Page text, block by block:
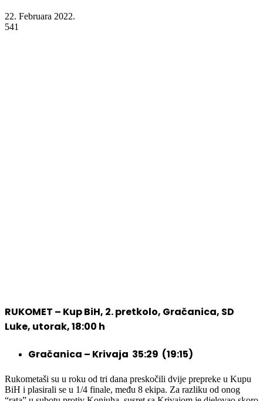
22. Februara 2022.
541
RUKOMET – Kup BiH, 2. pretkolo, Gračanica, SD
Luke, utorak, 18:00 h
Gračanica – Krivaja 35:29 (19:15)
Rukometaši su u roku od tri dana preskočili dvije prepreke u Kupu
BiH i plasirali se u 1/4 finale, među 8 ekipa. Za razliku od onog